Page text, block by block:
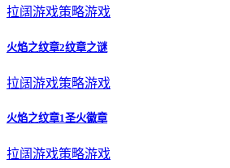
拉阔游戏策略游戏
火焰之纹章2纹章之谜
拉阔游戏策略游戏
火焰之纹章1圣火徽章
拉阔游戏策略游戏